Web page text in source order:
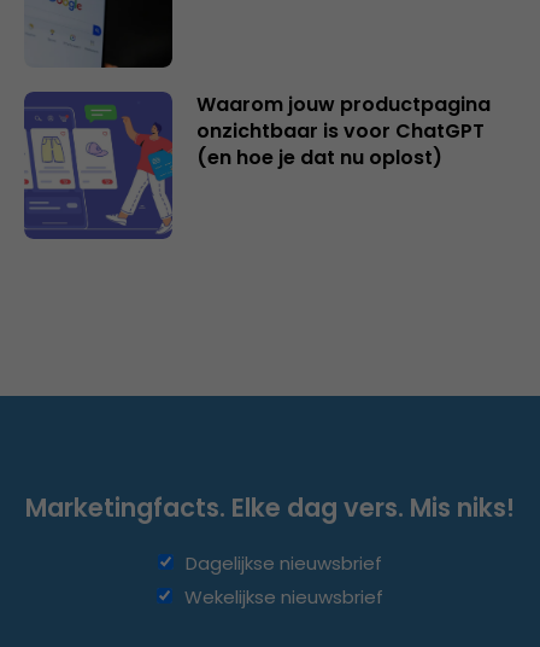
Waarom jouw productpagina
onzichtbaar is voor ChatGPT
(en hoe je dat nu oplost)
Marketingfacts. Elke dag vers. Mis niks!
Dagelijkse nieuwsbrief
Wekelijkse nieuwsbrief